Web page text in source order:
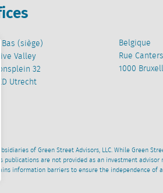
Bas (siège)
Valley
32
Utrecht
Belgique
Rue
1000
of Green Street Advisors, LLC. While Green
publications are not provided as an investment
information barriers to ensure the independence